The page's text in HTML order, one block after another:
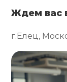
Ждем вас
г.Елец,